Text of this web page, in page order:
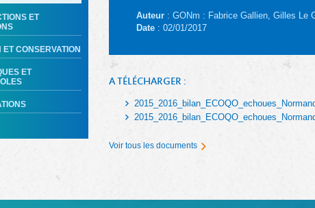
ET
ET CONSERVATION
ET
Auteur : GONm : Fabrice Gallien, Gilles Le
Date : 02/01/2017
A TÉLÉCHARGER :
Voir tous les documents